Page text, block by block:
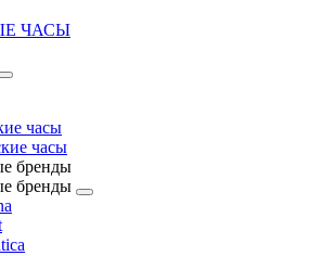
ЧАСЫ
часы
часы
бренды
бренды